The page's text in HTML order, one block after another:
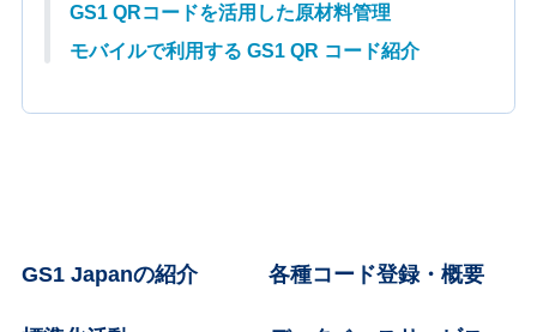
GS1 QRコードを活用した原材料管理
モバイルで利用する GS1 QR コード紹介
GS1 Japanの紹介 各種コード登録・概要